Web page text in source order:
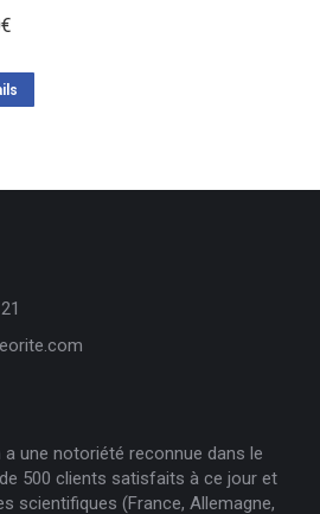
€
une notoriété reconnue dans le
500 clients satisfaits à ce jour et
scientifiques (France, Allemagne,